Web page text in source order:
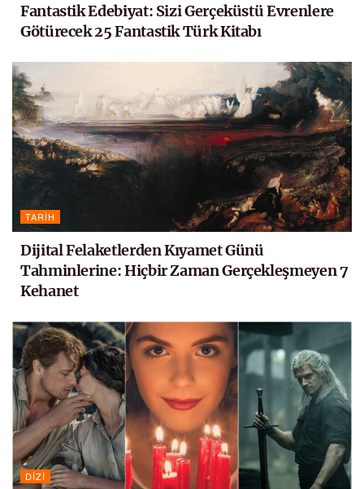
Fantastik Edebiyat: Sizi Gerçeküstü Evrenlere
Götürecek 25 Fantastik Türk Kitabı
TARIH
Dijital Felaketlerden Kıyamet Günü
Tahminlerine: Hiçbir Zaman Gerçekleşmeyen 7
Kehanet
DIZI